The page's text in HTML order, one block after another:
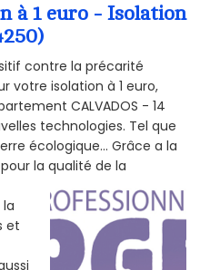
à 1 euro - Isolation
contre la précarité
votre isolation à 1 euro,
CALVADOS - 14
technologies. Tel que
écologique... Grâce a la
la qualité de la
et